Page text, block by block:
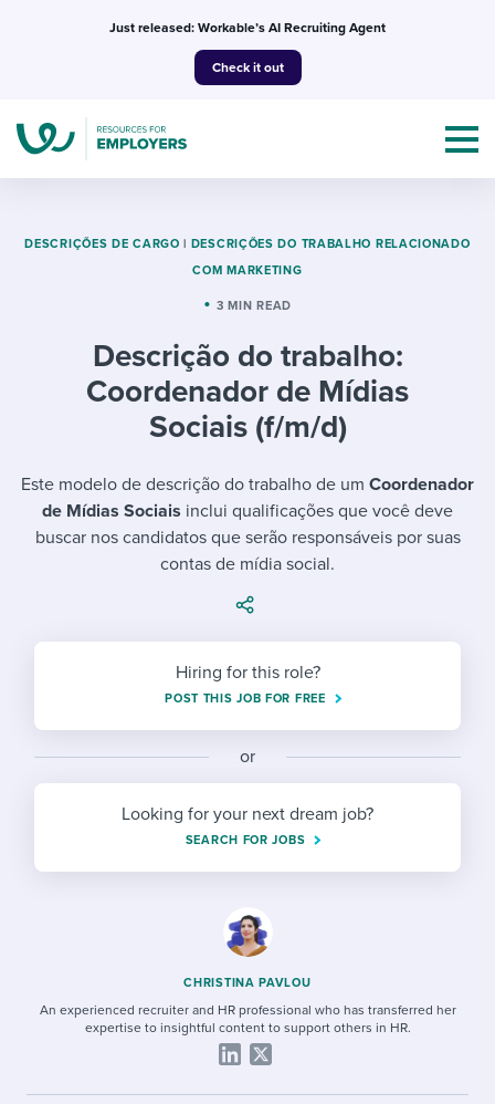
Just released: Workable’s AI Recruiting Agent
Check it out
Topics
I NEED HELP WITH...
Evaluating candidates
Working together with others
Maintaining hiring pipelines
Ensuring compliance
Finding and attracting people
Digitizing work processes
Templates & Guides
Job description templates
Interview question templates
Policy templates
Step-by-step tutorials
Workable Academy
I’m a jobseeker
I WANT TO LEARN ABOUT...
Applying for a job
Interview process
Pay & benefits
Career development
Workable customer stories
Explore Workable
Start a free trial
DESCRIÇÕES DE CARGO | DESCRIÇÕES DO TRABALHO RELACIONADO
COM MARKETING
3 MIN READ
Descrição do trabalho:
Coordenador de Mídias
Sociais (f/m/d)
Este modelo de descrição do trabalho de um Coordenador
de Mídias Sociais inclui qualificações que você deve
buscar nos candidatos que serão responsáveis por suas
contas de mídia social.
Hiring for this role?
POST THIS JOB FOR FREE
or
Looking for your next dream job?
SEARCH FOR JOBS
CHRISTINA PAVLOU
An experienced recruiter and HR professional who has transferred her
expertise to insightful content to support others in HR.